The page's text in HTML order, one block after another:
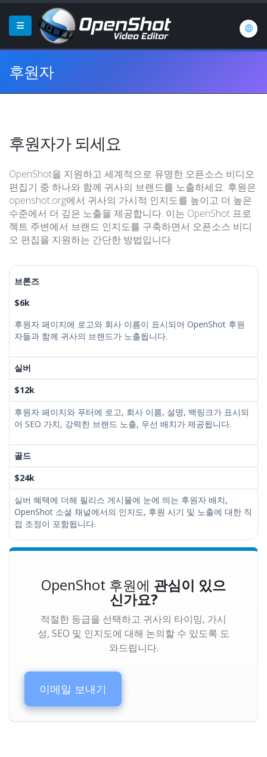
후원자
후원자가 되세요
OpenShot을 지원하고 세계적으로 유명한 오픈소스 비디오
편집기 중 하나와 함께 귀사의 브랜드를 노출하세요. 후원은
openshot.org에서 귀사의 가시적 인지도를 높이고 더 높은
수준에서 더 깊은 노출을 제공합니다. 이는 OpenShot 프로
젝트 주변에서 브랜드 인지도를 구축하면서 오픈소스 비디
오 편집을 지원하는 간단한 방법입니다.
브론즈
$6k
후원자 페이지에 로고와 회사 이름이 표시되어 OpenShot 후원
자들과 함께 귀사의 브랜드가 노출됩니다.
실버
$12k
후원자 페이지와 푸터에 로고, 회사 이름, 설명, 백링크가 표시되
어 SEO 가치, 강력한 브랜드 노출, 우선 배치가 제공됩니다.
골드
$24k
실버 혜택에 더해 릴리스 게시물에 눈에 띄는 후원자 배치,
OpenShot 소셜 채널에서의 인지도, 후원 시기 및 노출에 대한 직
접 조정이 포함됩니다.
OpenShot 후원에 관심이 있으
신가요?
적절한 등급을 선택하고 귀사의 타이밍, 가시
성, SEO 및 인지도에 대해 논의할 수 있도록 도
와드립니다.
이메일 보내기